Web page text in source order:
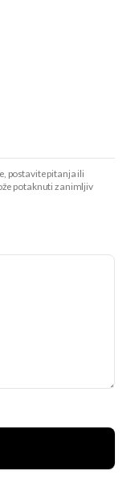
postavite pitanja ili
potaknuti zanimljiv